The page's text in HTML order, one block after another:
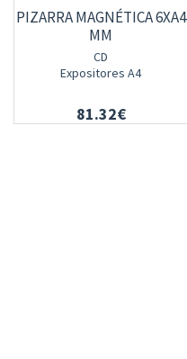
PIZARRA MAGNÉTICA 6XA4
MM
CD
Expositores A4
81.32€